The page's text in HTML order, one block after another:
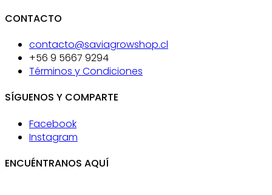
CONTACTO
contacto@saviagrowshop.cl
+56 9 5667 9294
Términos y Condiciones
SÍGUENOS Y COMPARTE
Facebook
Instagram
ENCUÉNTRANOS AQUÍ